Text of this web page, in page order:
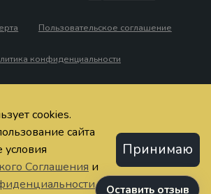
Оставить отзыв
Пользовательское соглашение
конфиденциальности
cookies.
сайта
Соглашения и
Принимаю